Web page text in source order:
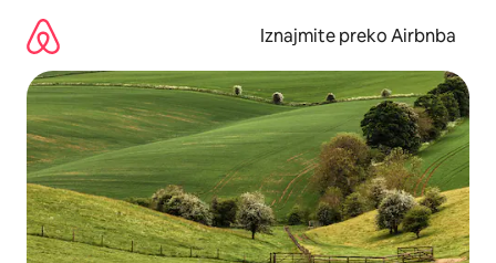
sadržaj
Iznajmite preko Airbnba